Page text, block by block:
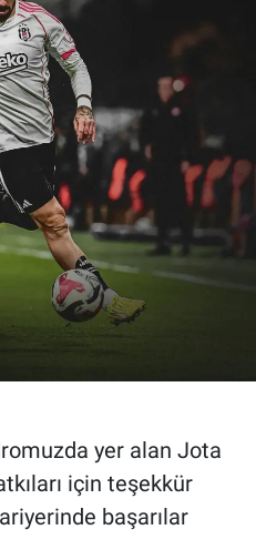
yer alan Jota
için teşekkür
başarılar